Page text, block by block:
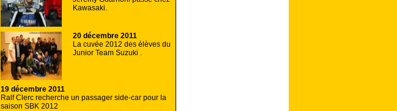
Kawasaki.
20 décembre 2011
La cuvée 2012 des élèves du
Junior Team Suzuki .
19 décembre 2011
Ralf Clerc recherche un passager side-car pour la
saison SBK 2012